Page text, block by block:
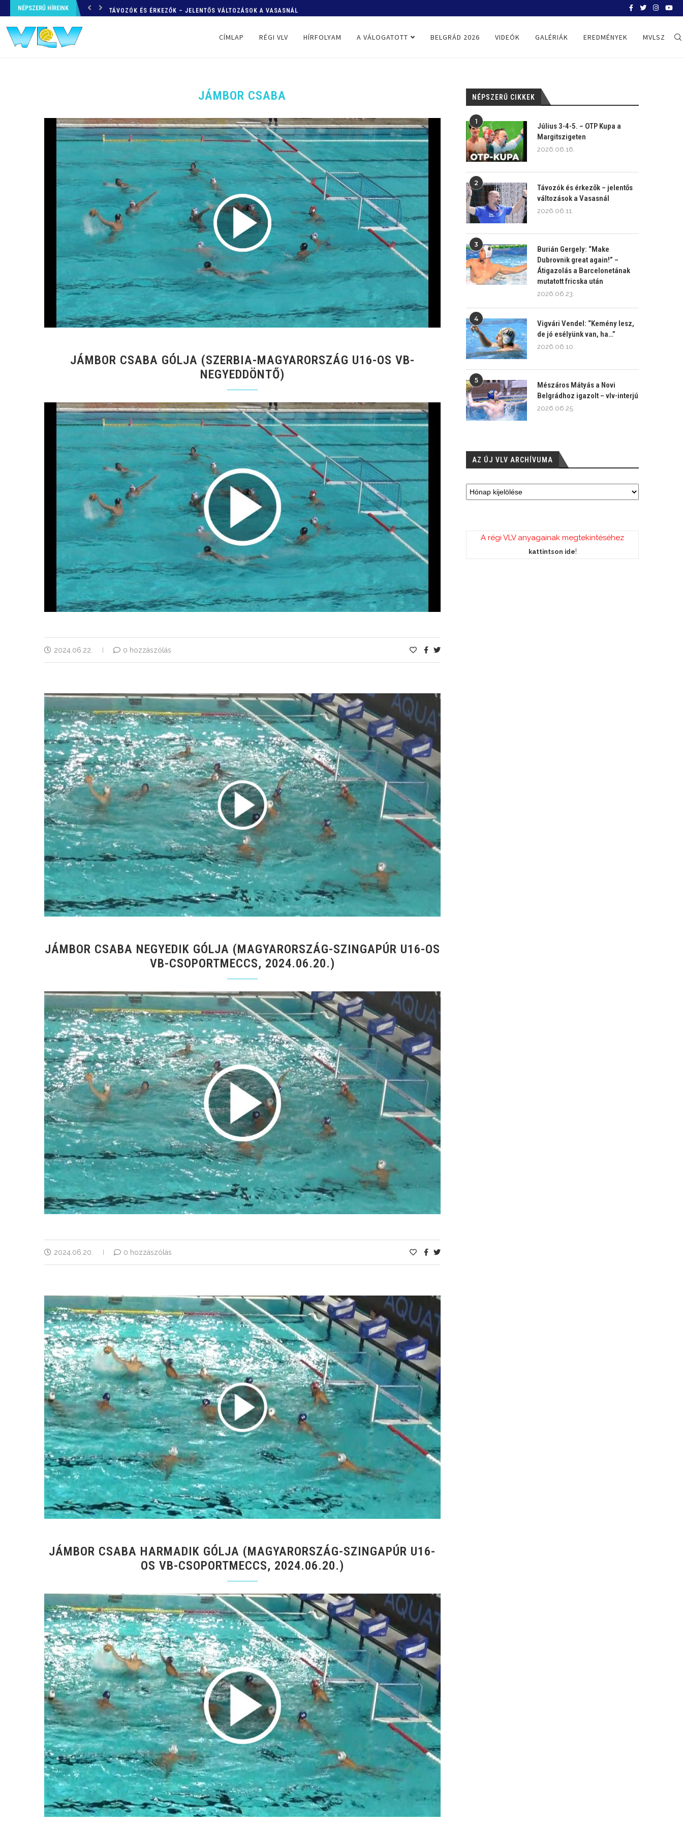
NÉPSZERŰ HÍREINK TÁVOZÓK ÉS ÉRKEZŐK – JELENTŐS VÁLTOZÁSOK A VASASNÁL BURIÁN GERGELY: “MAKE
CÍMLAP RÉGI VLV HÍRFOLYAM A VÁLOGATOTT BELGRÁD 2026 VIDEÓK GALÉRIÁK EREDMÉNYEK MVLSZ
JÁMBOR CSABA
JÁMBOR CSABA GÓLJA (SZERBIA-MAGYARORSZÁG U16-OS VB-
NEGYEDDÖNTŐ)
2024.06.22. 0 hozzászólás
JÁMBOR CSABA NEGYEDIK GÓLJA (MAGYARORSZÁG-SZINGAPÚR U16-OS
VB-CSOPORTMECCS, 2024.06.20.)
2024.06.20. 0 hozzászólás
JÁMBOR CSABA HARMADIK GÓLJA (MAGYARORSZÁG-SZINGAPÚR U16-
OS VB-CSOPORTMECCS, 2024.06.20.)
NÉPSZERŰ CIKKEK
1
Július 3-4-5. – OTP Kupa a
Margitszigeten
2026.06.16.
2
Távozók és érkezők – jelentős
változások a Vasasnál
2026.06.11.
3
Burián Gergely: “Make
Dubrovnik great again!” –
Átigazolás a Barcelonetának
mutatott fricska után
2026.06.23.
4
Vigvári Vendel: “Kemény lesz,
de jó esélyünk van, ha…”
2026.06.10.
5
Mészáros Mátyás a Novi
Belgrádhoz igazolt – vlv-interjú
2026.06.25.
AZ ÚJ VLV ARCHÍVUMA
A régi VLV anyagainak megtekintéséhez
kattintson ide!